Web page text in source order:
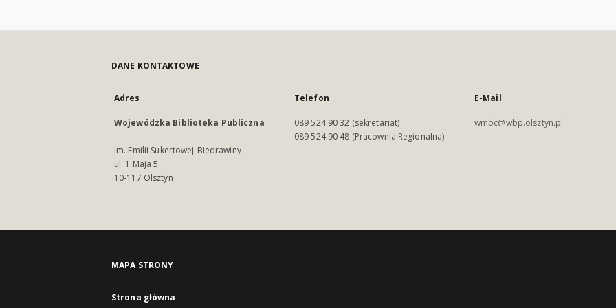
DANE KONTAKTOWE
Adres
Wojewódzka Biblioteka Publiczna
im. Emilii Sukertowej-Biedrawiny
ul. 1 Maja 5
10-117 Olsztyn
Telefon
089 524 90 32 (sekretariat)
089 524 90 48 (Pracownia Regionalna)
E-Mail
wmbc@wbp.olsztyn.pl
MAPA STRONY
Strona główna